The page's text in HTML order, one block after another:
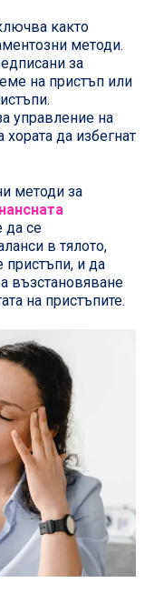
както
методи.
за
на пристъп или
управление на
хората да избегнат
методи за
да се
в тялото,
пристъпи, и да
възстановяване
на пристъпите.